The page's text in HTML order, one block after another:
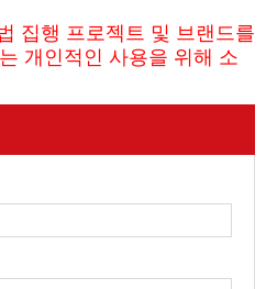
집행 프로젝트 및 브랜드를
개인적인 사용을 위해 소